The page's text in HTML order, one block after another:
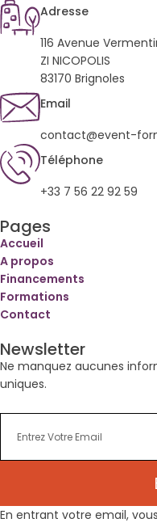
Adresse
116 Avenue
ZI NICOPOLIS
83170 Brignoles
Email
contact@event-
Téléphone
+33 7 56 22 92 59
Pages
Accueil
A propos
Financements
Formations
Contact
Newsletter
Ne manquez aucunes
uniques.
En entrant votre email,